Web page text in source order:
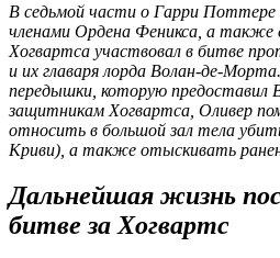
В седьмой части о Гарри Поттере
членами Ордена Феникса, а также
Хогвартса участвовал в битве
и их главаря лорда Волан-де-
передышки, которую предоставил
защитникам Хогвартса, Оливер
относить в большой зал тела
Криви), а также отыскивать
Дальнейшая жизнь
битве за Хогвартс